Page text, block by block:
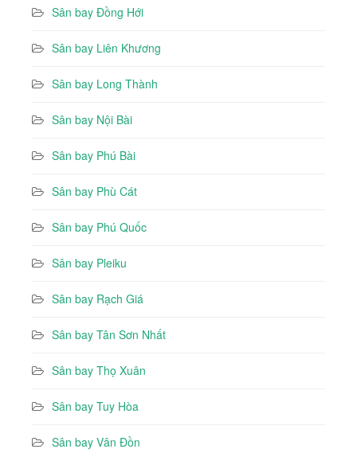
Sân bay Đồng Hới
Sân bay Liên Khương
Sân bay Long Thành
Sân bay Nội Bài
Sân bay Phú Bài
Sân bay Phù Cát
Sân bay Phú Quốc
Sân bay Pleiku
Sân bay Rạch Giá
Sân bay Tân Sơn Nhất
Sân bay Thọ Xuân
Sân bay Tuy Hòa
Sân bay Vân Đồn